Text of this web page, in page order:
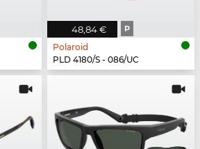
48,84 € P
Polaroid
PLD 4180/S - 086/UC